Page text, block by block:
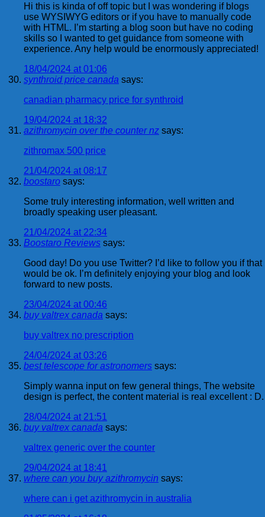
Hi this is kinda of off topic but I was wondering if blogs
use WYSIWYG editors or if you have to manually code
with HTML. I’m starting a blog soon but have no coding
skills so I wanted to get guidance from someone with
experience. Any help would be enormously appreciated!
18/04/2024 at 01:06
synthroid price canada says:
canadian pharmacy price for synthroid
19/04/2024 at 18:32
azithromycin over the counter nz says:
zithromax 500 price
21/04/2024 at 08:17
boostaro says:
Some truly interesting information, well written and
broadly speaking user pleasant.
21/04/2024 at 22:34
Boostaro Reviews says:
Good day! Do you use Twitter? I’d like to follow you if that
would be ok. I’m definitely enjoying your blog and look
forward to new posts.
23/04/2024 at 00:46
buy valtrex canada says:
buy valtrex no prescription
24/04/2024 at 03:26
best telescope for astronomers says:
Simply wanna input on few general things, The website
design is perfect, the content material is real excellent : D.
28/04/2024 at 21:51
buy valtrex canada says:
valtrex generic over the counter
29/04/2024 at 18:41
where can you buy azithromycin says:
where can i get azithromycin in australia